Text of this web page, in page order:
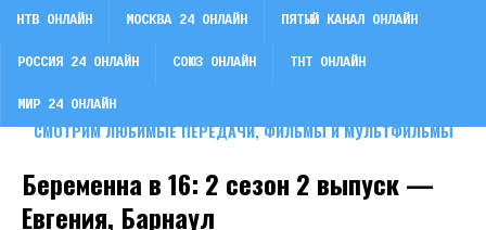
СМОТРИМ ЛЮБИМЫЕ ПЕРЕДАЧИ, ФИЛЬМЫ И МУЛЬТФИЛЬМЫ
НТВ ОНЛАЙН МОСКВА 24 ОНЛАЙН ПЯТЫЙ КАНАЛ ОНЛАЙН
РОССИЯ 24 ОНЛАЙН СОЮЗ ОНЛАЙН ТНТ ОНЛАЙН
МИР 24 ОНЛАЙН
Беременна в 16: 2 сезон 2 выпуск —
Евгения, Барнаул